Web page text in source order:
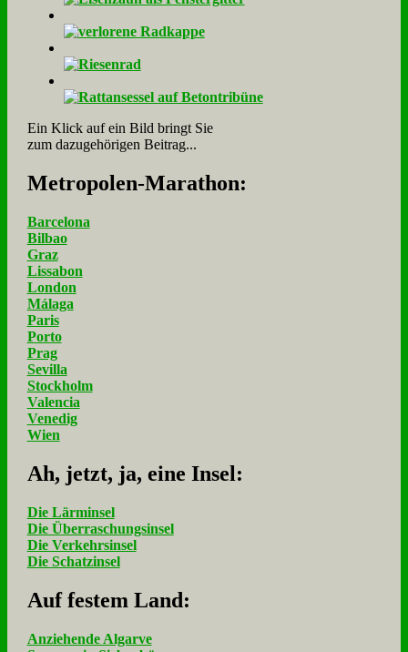
Ein Klick auf ein Bild bringt Sie
zum dazugehörigen Beitrag...
Me­tro­po­len-Ma­ra­thon:
Barcelona
Bilbao
Graz
Lissabon
London
Málaga
Paris
Porto
Prag
Sevilla
Stockholm
Valencia
Venedig
Wien
Ah, jetzt, ja, ei­ne In­sel:
Die Lärminsel
Die Überraschungsinsel
Die Verkehrsinsel
Die Schatzinsel
Auf fe­stem Land:
Anziehende Algarve